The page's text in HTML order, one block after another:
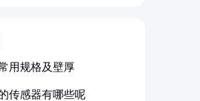
用规格及壁厚
传感器有哪些呢